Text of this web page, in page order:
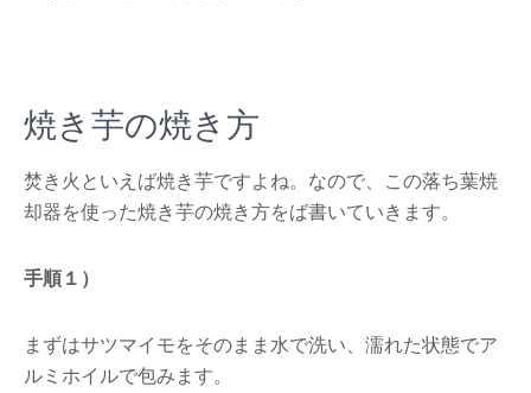
焼き芋の焼き方
焚き火といえば焼き芋ですよね。なので、この落ち葉焼
却器を使った焼き芋の焼き方をば書いていきます。
手順１）
まずはサツマイモをそのまま水で洗い、濡れた状態でア
ルミホイルで包みます。